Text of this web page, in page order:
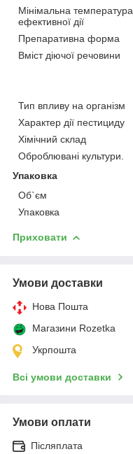
Мінімальна температура
ефективної дії
Препаративна форма
Вміст діючої речовини
Тип впливу на організм
Характер дії пестициду
Хімічний склад
Оброблювані культури.
Упаковка
Об`єм
Упаковка
Приховати
Умови доставки
Нова Пошта
Магазини Rozetka
Укрпошта
Всі умови доставки
Умови оплати
Післяплата